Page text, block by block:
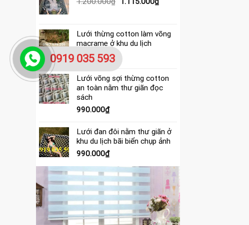
365.000₫.
1.200.000₫.là:
Lưới thừng cotton làm võng
macrame ở khu du lịch
4.000.000₫
Lưới võng sợi thừng cotton
an toàn nằm thư giãn đọc
sách
990.000₫
Lưới đan đôi nằm thư giãn ở
khu du lịch bãi biển chụp ảnh
990.000₫
0919 035 593